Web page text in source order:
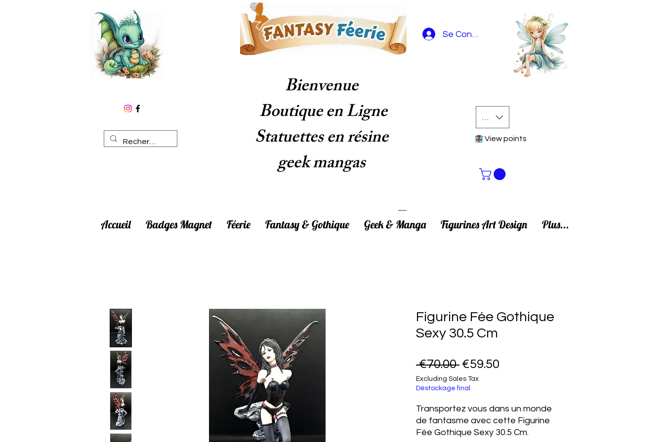
Se Connecter
EUR (€)
View points
Bienvenue
Boutique en Ligne
Statuettes en résine
geek mangas
Accueil Badges Magnet Féerie Fantasy & Gothique Geek & Manga Figurines Art Design Plus...
Figurine Fée Gothique
Sexy 30.5 Cm
€70.00 Regular Price
€59.50
Excluding Sales Tax
Déstockage final
Transportez vous dans un monde
de fantasme avec cette Figurine
Fée Gothique Sexy 30.5 Cm.